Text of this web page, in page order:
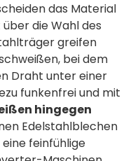
das Material
die Wahl des
greifen
bei dem
Draht unter einer
funkenfrei und mit
hingegen
Edelstahlblechen
feinfühlige